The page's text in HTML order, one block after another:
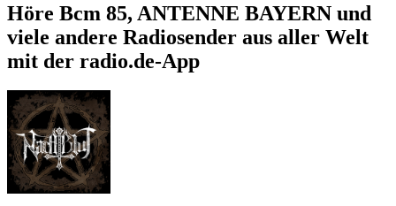
Höre Bcm 85, ANTENNE BAYERN und
viele andere Radiosender aus aller Welt
mit der radio.de-App